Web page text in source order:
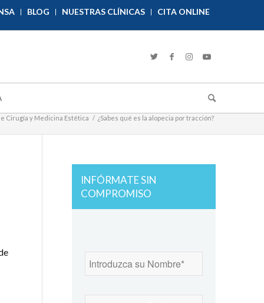
BLOG NUESTRAS CLÍNICAS CITA ONLINE
Cirugía y Medicina Estética / ¿Sabes qué es la alopecia por tracción?
INFÓRMATE SIN
COMPROMISO